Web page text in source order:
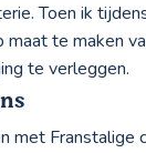
Toen ik
maat te maken
te verleggen.
met Franstalige